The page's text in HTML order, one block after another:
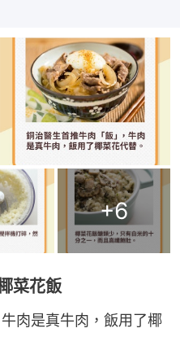
+6
菜花飯
肉是真牛肉，飯用了椰